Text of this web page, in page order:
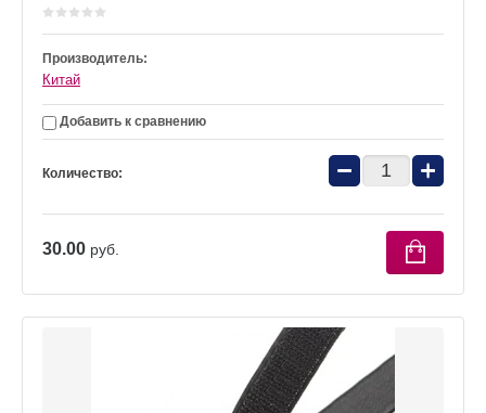
Производитель:
Китай
Добавить к сравнению
Количество: − +
30.00 руб.